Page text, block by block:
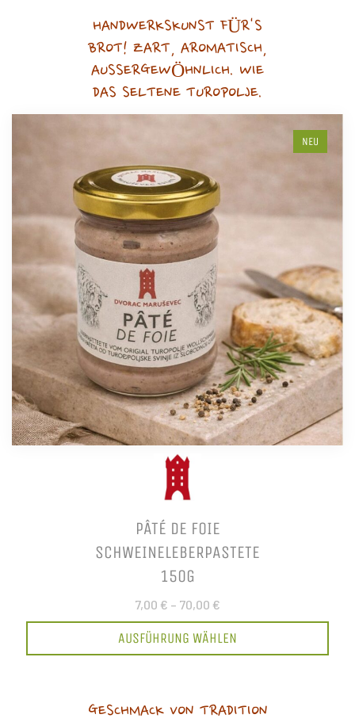
HANDWERKSKUNST FÜR'S
BROT! ZART, AROMATISCH,
AUSSERGEWÖHNLICH. WIE
DAS SELTENE TUROPOLJE.
NEU
PÂTÉ DE FOIE
SCHWEINELEBERPASTETE
150G
7,00 € – 70,00 €
AUSFÜHRUNG WÄHLEN
GESCHMACK VON TRADITION